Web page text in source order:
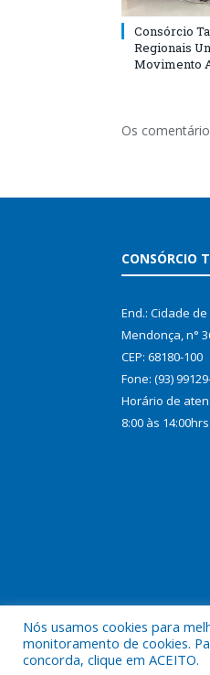
Consórcio
Regionais
Movimento
Os
CONSÓRCIO
End.: Cidade
Mendonça, n°
CEP: 68180-100
Fone: (93)
Horário de
8:00 às 14:00hrs
Todos os
Nós usamos cookies para
monitoramento de cookies.
concorda, clique em ACEITO.